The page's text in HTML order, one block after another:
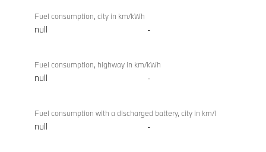
Fuel consumption, city in km/kWh
null -
Fuel consumption, highway in km/kWh
null -
Fuel consumption with a discharged battery, city in km/l
null -